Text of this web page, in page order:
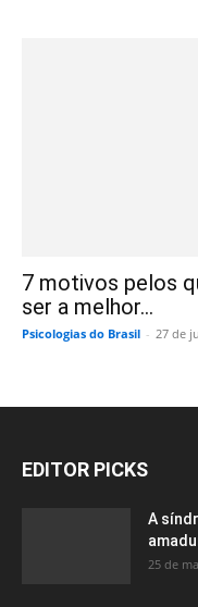
7 motivos pelos
ser a melhor...
Psicologias do Brasil - 27 de
EDITOR PICKS
A
25 de